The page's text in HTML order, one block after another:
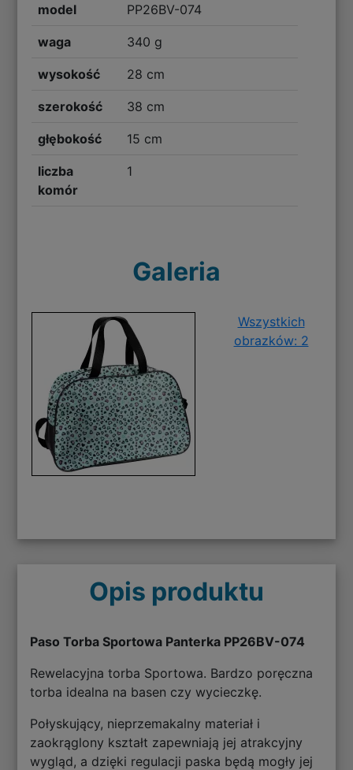
model PP26BV-074
waga 340 g
wysokość 28 cm
szerokość 38 cm
głębokość 15 cm
liczba
komór
1
Galeria
Wszystkich
obrazków: 2
Opis produktu
Paso Torba Sportowa Panterka PP26BV-074
Rewelacyjna torba Sportowa. Bardzo poręczna
torba idealna na basen czy wycieczkę.
Połyskujący, nieprzemakalny materiał i
zaokrąglony kształt zapewniają jej atrakcyjny
wygląd, a dzięki regulacji paska będą mogły jej